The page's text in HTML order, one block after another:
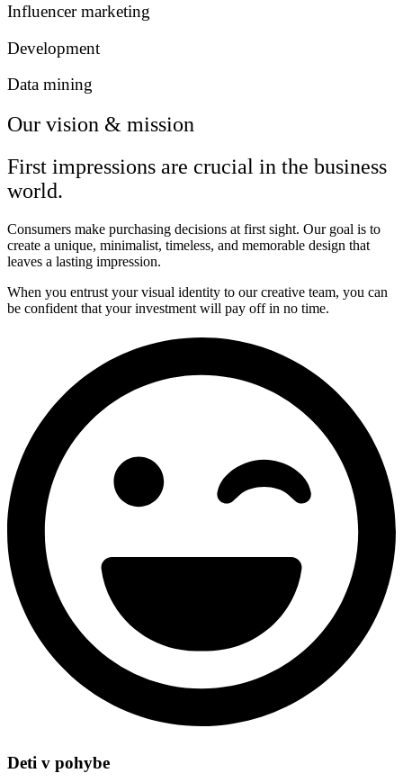
Influencer marketing
Development
Data mining
Our vision & mission
First impressions are crucial in the business
world.
Consumers make purchasing decisions at first sight. Our goal is to
create a unique, minimalist, timeless, and memorable design that
leaves a lasting impression.
When you entrust your visual identity to our creative team, you can
be confident that your investment will pay off in no time.
Deti v pohybe